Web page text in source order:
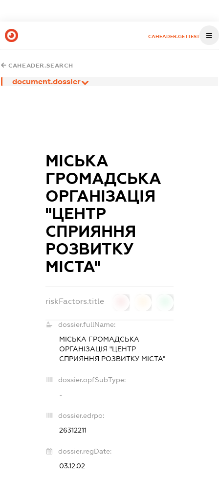
CAHEADER.GETTEST
CAHEADER.SEARCH
document.dossier
МІСЬКА
ГРОМАДСЬКА
ОРГАНІЗАЦІЯ
"ЦЕНТР
СПРИЯННЯ
РОЗВИТКУ
МІСТА"
riskFactors.title
dossier.fullName:
МІСЬКА ГРОМАДСЬКА
ОРГАНІЗАЦІЯ "ЦЕНТР
СПРИЯННЯ РОЗВИТКУ МІСТА"
dossier.opfSubType:
-
dossier.edrpo:
26312211
dossier.regDate:
03.12.02